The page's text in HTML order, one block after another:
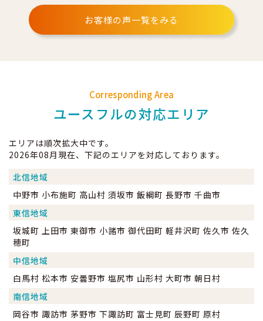
お客様の声一覧をみる
Corresponding Area
ユースフルの対応エリア
エリアは順次拡大中です。
2026年08月現在、下記のエリアを対応しております。
北信地域
中野市 小布施町 高山村 須坂市 飯綱町 長野市 千曲市
東信地域
坂城町 上田市 東御市 小諸市 御代田町 軽井沢町 佐久市 佐久
穂町
中信地域
白馬村 松本市 安曇野市 塩尻市 山形村 大町市 朝日村
南信地域
岡谷市 諏訪市 茅野市 下諏訪町 富士見町 辰野町 原村